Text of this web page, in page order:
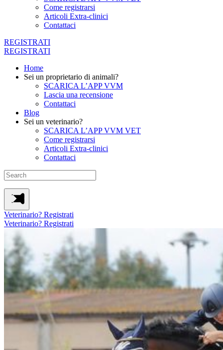
Come registrarsi
Articoli Extra-clinici
Contattaci
REGISTRATI
REGISTRATI
Home
Sei un proprietario di animali?
SCARICA L’APP VVM
Lascia una recensione
Contattaci
Blog
Sei un veterinario?
SCARICA L’APP VVM VET
Come registrarsi
Articoli Extra-clinici
Contattaci
Veterinario? Registrati
Veterinario? Registrati